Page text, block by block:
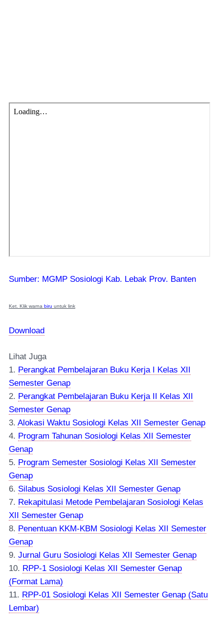
Sumber: MGMP Sosiologi Kab. Lebak Prov. Banten
Ket. Klik warna biru untuk link
Download
Lihat Juga
1. Perangkat Pembelajaran Buku Kerja I Kelas XII
Semester Genap
2. Perangkat Pembelajaran Buku Kerja II Kelas XII
Semester Genap
3. Alokasi Waktu Sosiologi Kelas XII Semester Genap
4. Program Tahunan Sosiologi Kelas XII Semester
Genap
5. Program Semester Sosiologi Kelas XII Semester
Genap
6. Silabus Sosiologi Kelas XII Semester Genap
7. Rekapitulasi Metode Pembelajaran Sosiologi Kelas
XII Semester Genap
8. Penentuan KKM-KBM Sosiologi Kelas XII Semester
Genap
9. Jurnal Guru Sosiologi Kelas XII Semester Genap
10. RPP-1 Sosiologi Kelas XII Semester Genap
(Format Lama)
11. RPP-01 Sosiologi Kelas XII Semester Genap (Satu
Lembar)